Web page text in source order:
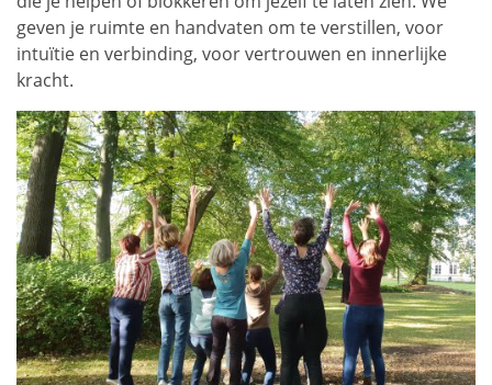
geven je ruimte en handvaten om te verstillen, voor
intuïtie en verbinding, voor vertrouwen en innerlijke
kracht.